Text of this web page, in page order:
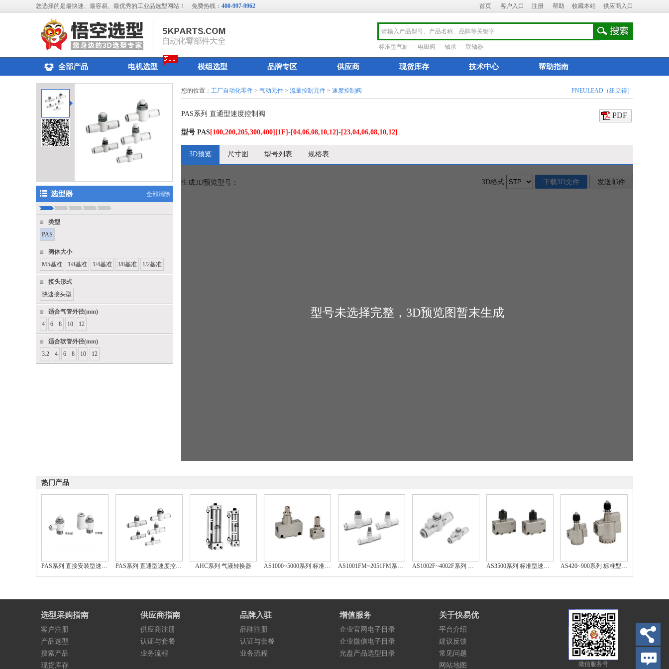
您选择的是最快速、最容易、最优秀的工业品选型网站！ 免费热线： 400-997-9962 首页 客户入口 注册 帮助 收藏本站 供应商入口
标准型气缸 电磁阀 轴承 联轴器
全部产品 电机选型 模组选型 品牌专区 供应商 现货库存 技术中心 帮助指南
PNEULEAD（纽立得）
您的位置： 工厂自动化零件 > 气动元件 > 流量控制元件 > 速度控制阀
PAS系列 直通型速度控制阀
型号 PAS[100,200,205,300,400] [1F] -[04,06,08,10,12] -[23,04,06,08,10,12]
PDF
3D预览 尺寸图 型号列表 规格表
3D格式 下载3D文件 发送邮件
生成3D预览型号：
型号未选择完整，3D预览图暂末生成
全部清除
类型
PAS
阀体大小
M5基准
1/8基准 1/4基准 3/8基准 1/2基准
接头形式
快速接头型
适合气管外径(mm)
4
6 8 10 12
适合软管外径(mm)
3.2
4 6 8 10 12
热门产品
PAS系列 直接安装型速度控制阀 PAS系列 直通型速度控制阀 AHC系列 气液转换器 AS1000~5000系列 标准型速度控制阀(直通型) AS1001FM~2051FM系列 低速控制用（带快换接头 直通型）速度控制阀 AS1002F~4002F系列 速度控制阀 带快换接头 AS3500系列 标准型速度控制阀(直通型,压下锁定式) AS420~900系列 标准型速度控制阀(大流量直通型)
选型采购指南
客户注册
产品选型
搜索产品
现货库存
供应商指南
供应商注册
认证与套餐
业务流程
品牌入驻
品牌注册
认证与套餐
业务流程
增值服务
企业官网电子目录
企业微信电子目录
光盘产品选型目录
关于快易优
平台介绍
建议反馈
常见问题
网站地图
微信服务号